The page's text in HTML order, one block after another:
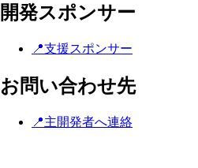
開発スポンサー
📍支援スポンサー
お問い合わせ先
📍主開発者へ連絡